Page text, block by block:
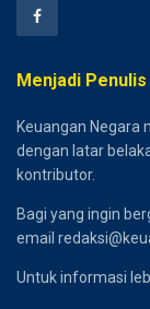
Menjadi Penulis
Keuangan Negara
dengan latar
kontributor.
Bagi yang ingin
email
Untuk informasi